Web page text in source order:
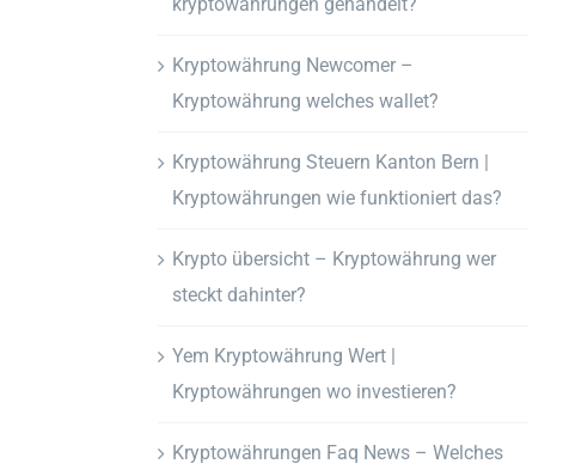
Kryptowährung Newcomer –
Kryptowährung welches wallet?
Kryptowährung Steuern Kanton Bern |
Kryptowährungen wie funktioniert das?
Krypto übersicht – Kryptowährung wer
steckt dahinter?
Yem Kryptowährung Wert |
Kryptowährungen wo investieren?
Kryptowährungen Faq News – Welches